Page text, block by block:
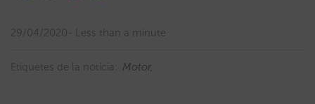
29/04/2020 Less than a minute
Etiquetes de la notícia: Motor